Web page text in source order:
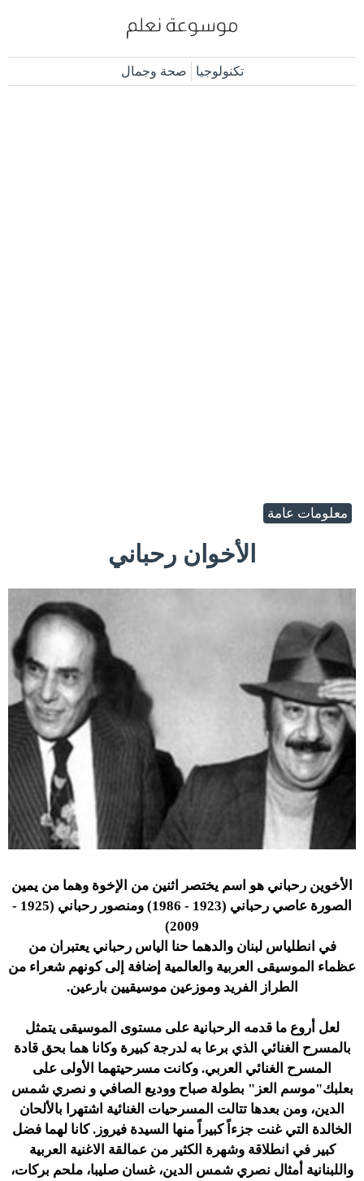
تكنولوجيا صحة وجمال
معلومات عامة
الأخوان رحباني
الأخوين رحباني هو اسم يختصر اثنين من الإخوة وهما من يمين
الصورة عاصي رحباني (1923 - 1986) ومنصور رحباني (1925 -
2009)
في انطلياس لبنان والدهما حنا الياس رحباني يعتبران من
عظماء الموسيقى العربية والعالمية إضافة إلى كونهم شعراء من
الطراز الفريد وموزعين موسيقيين بارعين.
لعل أروع ما قدمه الرحبانية على مستوى الموسيقى يتمثل
بالمسرح الغنائي الذي برعا به لدرجة كبيرة وكانا هما بحق قادة
المسرح الغنائي العربي. وكانت مسرحيتهما الأولى على
بعلبك"موسم العز" بطولة صباح ووديع الصافي و نصري شمس
الدين، ومن بعدها تتالت المسرحيات الغنائية اشتهرا بالألحان
الخالدة التي غنت جزءاً كبيراً منها السيدة فيروز. كانا لهما فضل
كبير في انطلاقة وشهرة الكثير من عمالقة الاغنية العربية
واللبنانية أمثال نصري شمس الدين، غسان صليبا، ملحم بركات،